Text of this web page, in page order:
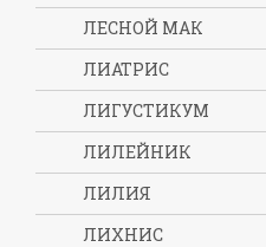
ЛЕСНОЙ МАК
ЛИАТРИС
ЛИГУСТИКУМ
ЛИЛЕЙНИК
ЛИЛИЯ
ЛИХНИС